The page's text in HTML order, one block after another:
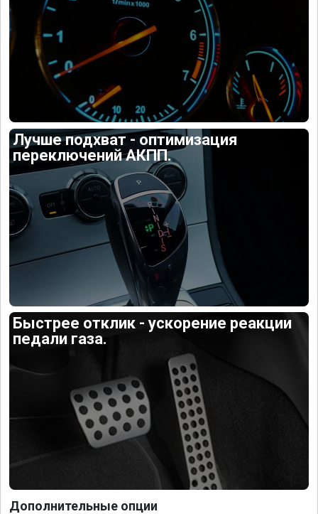
Лучше подхват - оптимизация
переключений АКПП.
Быстрее отклик - ускорение реакции
педали газа.
Дополнительные опции